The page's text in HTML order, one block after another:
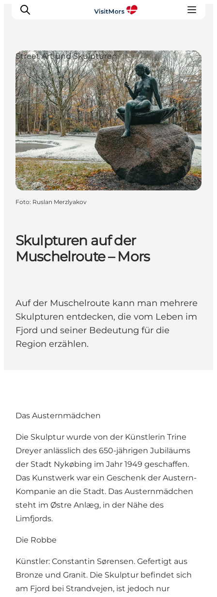
Aktivitäten
Erlebnisse
Infos über Mors
Unterkunft
Pauschalreisen / Urlaub
Planen Sie Ihre Reise
Skulpturen auf der
Muschelroute – Mors
Auf der Muschelroute kann man mehrere
Skulpturen entdecken, die vom Leben im
Fjord und seiner Bedeutung für die
Region erzählen.
Street Art und Skulpturen
Foto: Ruslan Merzlyakov
Das Austernmädchen
Die Skulptur wurde von der Künstlerin Trine
Dreyer anlässlich des 650-jährigen Jubiläums
der Stadt Nykøbing im Jahr 1949 geschaffen.
Das Kunstwerk war ein Geschenk der Austern-
Kompanie an die Stadt. Das Austernmädchen
steht im Østre Anlæg, in der Nähe des
Limfjords.
Die Robbe
Künstler: Constantin Sørensen. Gefertigt aus
Bronze und Granit. Die Skulptur befindet sich
am Fjord bei Strandvejen, ist jedoch nur